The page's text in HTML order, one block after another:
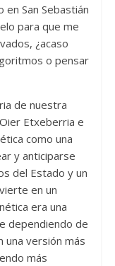
San Sebastián
para que me
¿acaso
o pensar
de nuestra
Etxeberria e
como una
y anticiparse
del Estado y un
en un
era una
dependiendo de
una versión más
más